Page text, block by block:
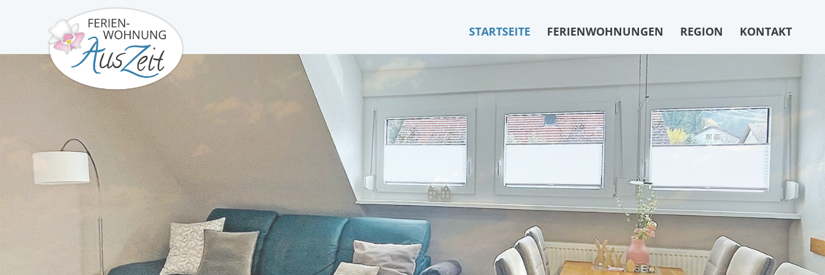
STARTSEITE FERIENWOHNUNGEN REGION KONTAKT